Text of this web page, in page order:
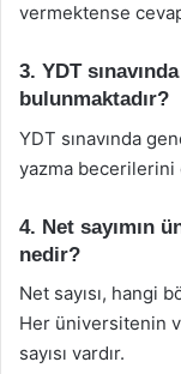
vermektense
3. YDT
bulunmaktadır?
YDT sınavında
yazma becerilerini
4. Net sayımın
nedir?
Net sayısı, hangi
Her üniversitenin
sayısı vardır.